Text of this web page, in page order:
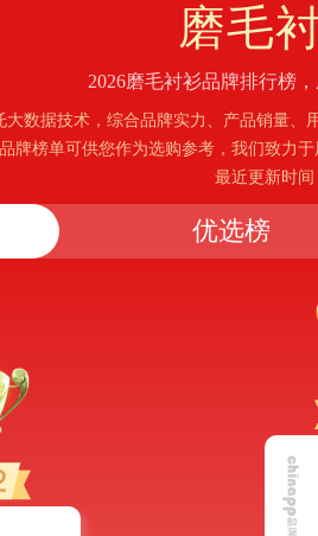
磨毛
2026磨毛衬衫品牌排行榜
大数据技术，综合品牌实力、产品销量
牌榜单可供您作为选购参考，我们致力
最近更新时间
优选榜